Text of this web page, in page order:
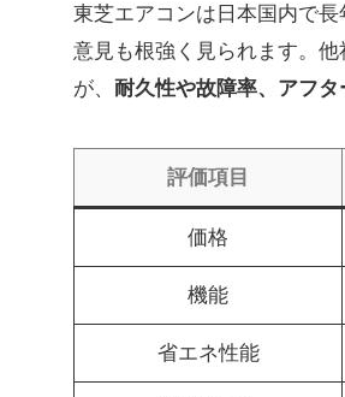
東芝エアコンは日本国内で
意見も根強く見られます。
が、 耐久性や故障率、アフ
評価項目
価格
機能
省エネ性能